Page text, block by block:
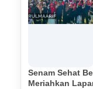
Senam Sehat
Meriahkan